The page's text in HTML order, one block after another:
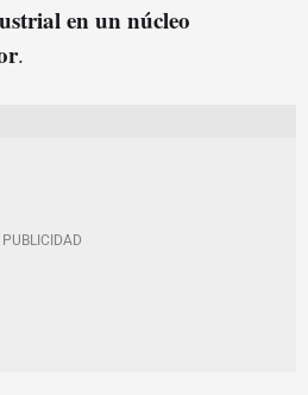
en un núcleo
.